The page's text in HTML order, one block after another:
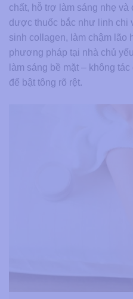
chất, hỗ trợ làm sáng nhẹ và
dược thuốc bắc như linh chi
sinh collagen, làm chậm lão
phương pháp tại nhà chủ
làm sáng bề mặt – không
để bật tông rõ rệt.